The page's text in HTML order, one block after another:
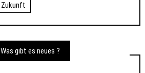
Zukunft
Was gibt es neues ?